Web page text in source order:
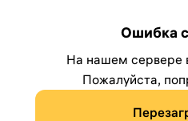
Ошибка
На нашем сервере
Пожалуйста,